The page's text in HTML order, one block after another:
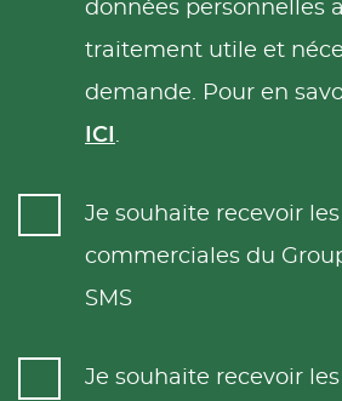
données personnelles
traitement utile et
demande. Pour en
ICI .
Je souhaite recevoir
commerciales du
SMS
Je souhaite recevoir